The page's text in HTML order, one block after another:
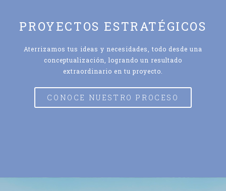
PROYECTOS ESTRATÉGICOS
Aterrizamos tus ideas y necesidades, todo desde una
conceptualización, logrando un resultado
extraordinario en tu proyecto.
CONOCE NUESTRO PROCESO